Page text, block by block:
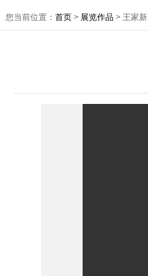
您当前位置： 首页 > 展览作品 > 王家新